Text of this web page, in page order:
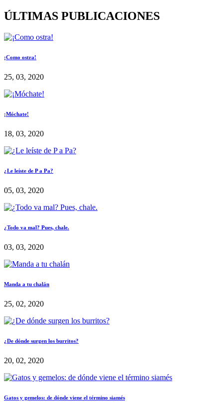
ÚLTIMAS PUBLICACIONES
¡Como ostra!
25, 03, 2020
¡Móchate!
18, 03, 2020
¿Le leíste de P a Pa?
05, 03, 2020
¿Todo va mal? Pues, chale.
03, 03, 2020
Manda a tu chalán
25, 02, 2020
¿De dónde surgen los burritos?
20, 02, 2020
Gatos y gemelos: de dónde viene el término siamés